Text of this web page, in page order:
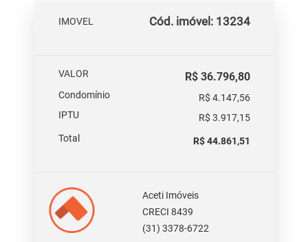
IMOVEL Cód. imóvel: 13234
VALOR R$ 36.796,80
Condomínio
R$ 4.147,56
IPTU
R$ 3.917,15
Total
R$ 44.861,51
Aceti Imóveis
CRECI 8439
(31) 3378-6722